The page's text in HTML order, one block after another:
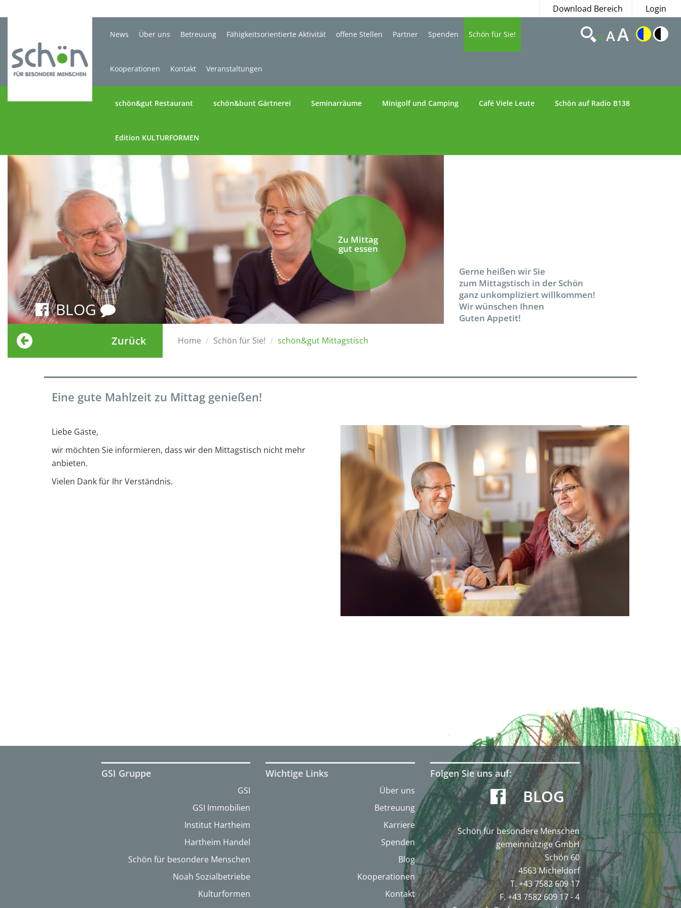
Download Bereich Login
News Über uns Betreuung Fähigkeitsorientierte Aktivität offene Stellen Partner Spenden Schön für Sie!
schön&gut Restaurant schön&bunt Gärtnerei Seminarräume Minigolf und Camping Café Viele Leute Schön auf Radio B138
Edition KULTURFORMEN
Kooperationen Kontakt Veranstaltungen
AAA
Zu Mittag
gut essen
BLOG
Gerne heißen wir Sie
zum Mittagstisch in der Schön
ganz unkompliziert willkommen!
Wir wünschen Ihnen
Guten Appetit!
Zurück Home Schön für Sie! schön&gut Mittagstisch
Eine gute Mahlzeit zu Mittag genießen!
Liebe Gäste,
wir möchten Sie informieren, dass wir den Mittagstisch nicht mehr
anbieten.
Vielen Dank für Ihr Verständnis.
GSI Gruppe
GSI
GSI Immobilien
Institut Hartheim
Hartheim Handel
Schön für besondere Menschen
Noah Sozialbetriebe
Kulturformen
Wichtige Links
Über uns
Betreuung
Karriere
Spenden
Blog
Kooperationen
Kontakt
Folgen Sie uns auf:
BLOG
Schön für besondere Menschen
gemeinnützige GmbH
Schön 60
4563 Micheldorf
T. +43 7582 609 17
F. +43 7582 609 17 - 4